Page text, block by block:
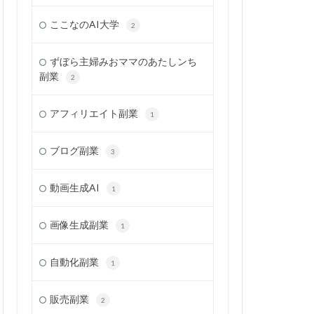
ここなのAI大学 2
ずぼら主婦みおママのあたしンち
副業
2
アフィリエイト副業 1
ブログ副業 3
動画生成AI 1
画像生成副業 1
自動化副業 1
販売副業 2